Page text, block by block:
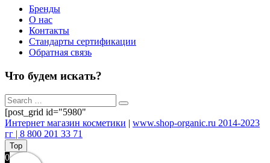
Бренды
О нас
Контакты
Стандарты сертификации
Обратная связь
Что будем искать?
[post_grid id="5980"
Интернет магазин косметики | www.shop-organic.ru 2014-2023
гг | 8 800 201 33 71
Top
0